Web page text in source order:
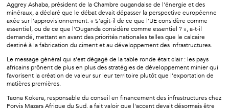
Aggrey Ashaba, président de la Chambre ougandaise de l'énergie et des
minéraux, a déclaré que le débat devait dépasser la perspective européenne
axée sur l'approvisionnement. « S'agit-il de ce que l'UE considère comme
essentiel, ou de ce que l'Ouganda considère comme essentiel ? », a-t-il
demandé, mettant en avant des priorités nationales telles que le calcaire
destiné à la fabrication du ciment et au développement des infrastructures.
Le message général qui s'est dégagé de la table ronde était clair : les pays
africains prônent de plus en plus des stratégies de développement minier qui
favorisent la création de valeur sur leur territoire plutôt que l'exportation de
matières premières.
Taona Kokera, responsable du conseil en financement des infrastructures chez
Forvis Mazars Afrique du Sud, a fait valoir que l'accent devait désormais être